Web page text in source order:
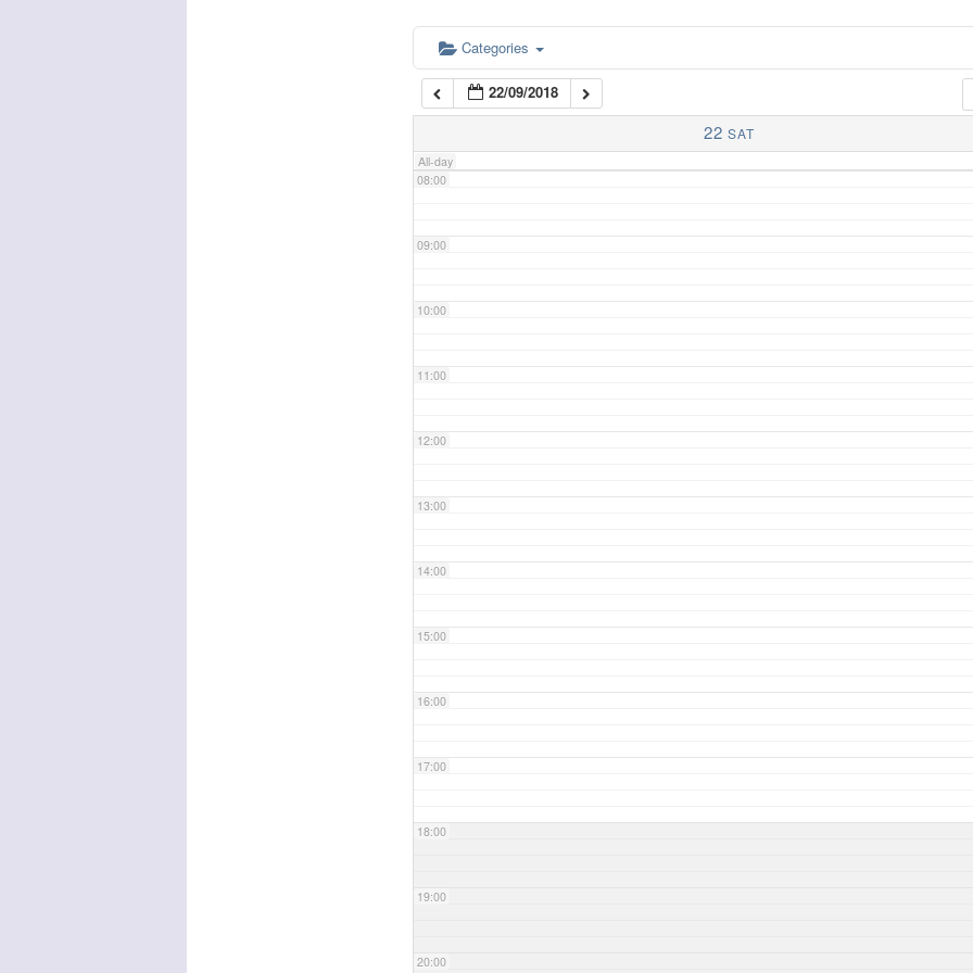
Categories
22/09/2018
22 SAT
All-day
06:00
07:00
08:00
09:00
10:00
11:00
12:00
13:00
14:00
15:00
16:00
17:00
18:00
19:00
20:00